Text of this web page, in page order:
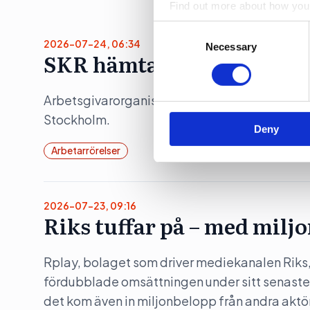
Find out more about how
information about your use
other information that
Necessary
Deny
2026-07-24, 06:34
SKR hämtar presschef
Arbetsgivarorganisationen Sveriges
Stockholm.
Arbetarrörelser
2026-07-23, 09:16
Riks tuffar på – med
Rplay, bolaget som driver mediekanalen
fördubblade omsättningen under sitt
det kom även in miljonbelopp från andra